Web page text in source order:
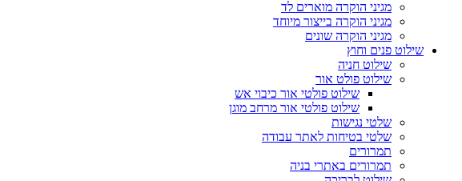
מגיני הוקרה מוארים לד
מגיני הוקרה בייצור מיוחד
מגיני הוקרה שונים
שילוט פנים וחוץ
שילוט חניה
שילוט פולט אור
שילוט פולטי אור כיבוי אש
שילוט פולטי אור מרחב מוגן
שלטי נגישות
שלטי בטיחות לאתר עבודה
תמרורים
תמרורים באתרי בניה